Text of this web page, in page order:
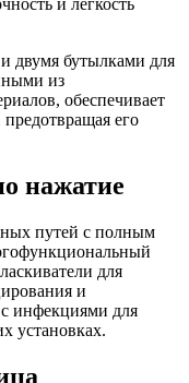
двумя бутылками для
из
обеспечивает
предотвращая его
нажатие
путей с полным
для
и
с инфекциями для
установках.